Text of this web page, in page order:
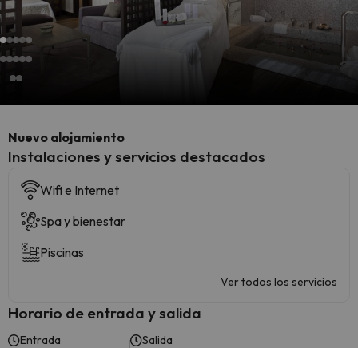
Nuevo alojamiento
Instalaciones y servicios destacados
Wifi e Internet
Spa y bienestar
Piscinas
Ver todos los servicios
Horario de entrada y salida
Entrada Salida